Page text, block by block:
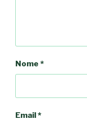
Nome *
Email *